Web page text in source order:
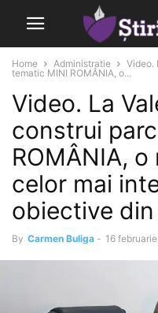
Home Administratie
Video.
tematic MINI ROMÂNIA, o...
Video. La
construi
ROMÂNIA,
celor mai
obiective
By Carmen Buliga - 16